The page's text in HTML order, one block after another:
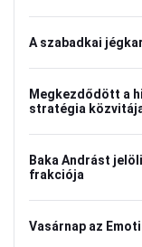
A szabadkai
Megkezdődött a
stratégia
Baka Andrást
frakciója
Vasárnap az